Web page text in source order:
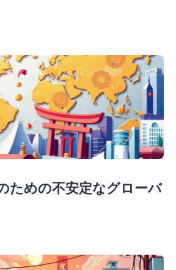
ための不安定なグローバ